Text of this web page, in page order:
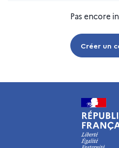
Pas encore
Créer un